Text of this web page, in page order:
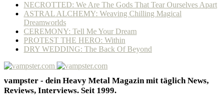
NECROTTED: We Are The Gods That Tear Ourselves Apart
ASTRAL ALCHEMY: Weaving Chilling Magical
Dreamworlds
CEREMONY: Tell Me Your Dream
PROTEST THE HERO: Within
DRY WEDDING: The Back Of Beyond
vampster - dein Heavy Metal Magazin mit täglich News,
Reviews, Interviews. Seit 1999.